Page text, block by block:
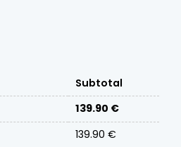
Subtotal
139.90 €
139.90 €